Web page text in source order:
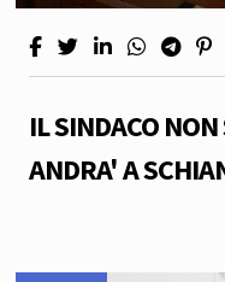
IL SINDACO
ANDRA' A